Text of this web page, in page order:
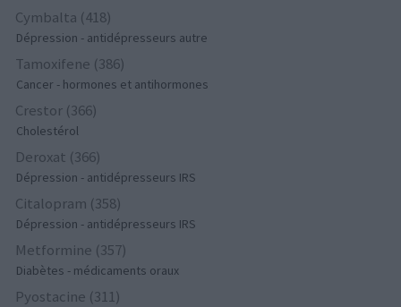
Cymbalta (418)
Dépression - antidépresseurs autre
Tamoxifene (386)
Cancer - hormones et antihormones
Crestor (366)
Cholestérol
Deroxat (366)
Dépression - antidépresseurs IRS
Citalopram (358)
Dépression - antidépresseurs IRS
Metformine (357)
Diabètes - médicaments oraux
Pyostacine (311)